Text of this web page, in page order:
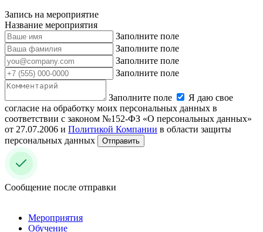
Запись на мероприятие
Название мероприятия
Заполните поле
Заполните поле
Заполните поле
Заполните поле
Заполните поле
Я даю свое
согласие на обработку моих персональных данных в
соответствии с законом №152-ФЗ «О персональных данных»
от 27.07.2006 и Политикой Компании в области защиты
персональных данных
Отправить
Сообщение после отправки
Мероприятия
Обучение